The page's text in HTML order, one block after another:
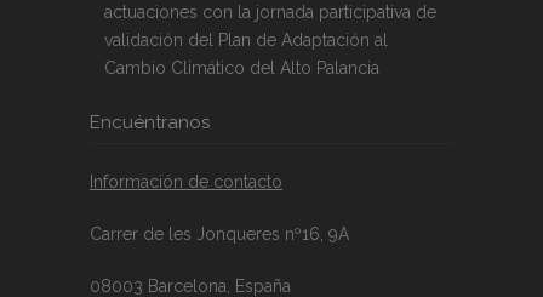
actuaciones con la jornada participativa de
validación del Plan de Adaptación al
Cambio Climático del Alto Palancia
Encuéntranos
Información de contacto
Carrer de les Jonqueres nº16, 9A
08003 Barcelona, España